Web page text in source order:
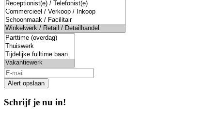
Alert opslaan
Schrijf je nu in!